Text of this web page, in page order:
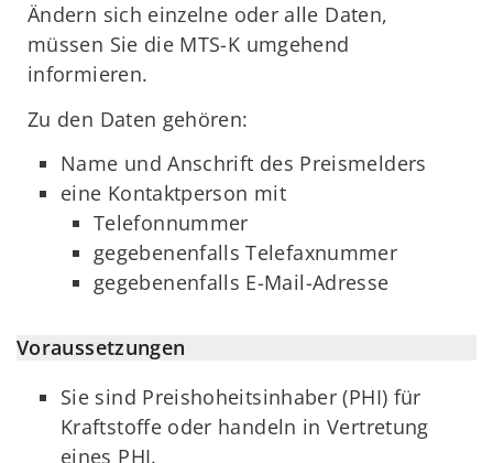
Ändern sich einzelne oder alle Daten,
müssen Sie die MTS-K umgehend
informieren.
Zu den Daten gehören:
Name und Anschrift des Preismelders
eine Kontaktperson mit
Telefonnummer
gegebenenfalls Telefaxnummer
gegebenenfalls E-Mail-Adresse
Voraussetzungen
Sie sind Preishoheitsinhaber (PHI) für
Kraftstoffe oder handeln in Vertretung
eines PHI.